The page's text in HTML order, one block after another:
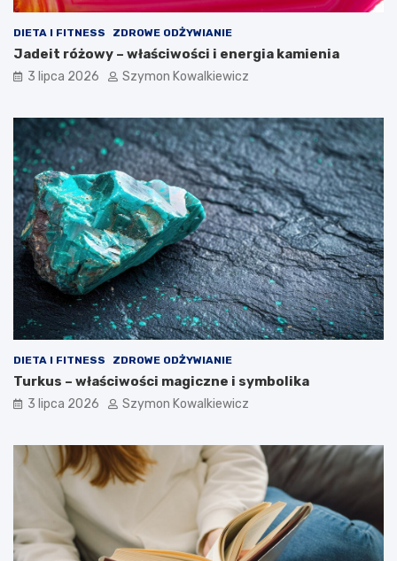
DIETA I FITNESS ZDROWE ODŻYWIANIE
Jadeit różowy – właściwości i energia kamienia
3 lipca 2026 Szymon Kowalkiewicz
DIETA I FITNESS ZDROWE ODŻYWIANIE
Turkus – właściwości magiczne i symbolika
3 lipca 2026 Szymon Kowalkiewicz